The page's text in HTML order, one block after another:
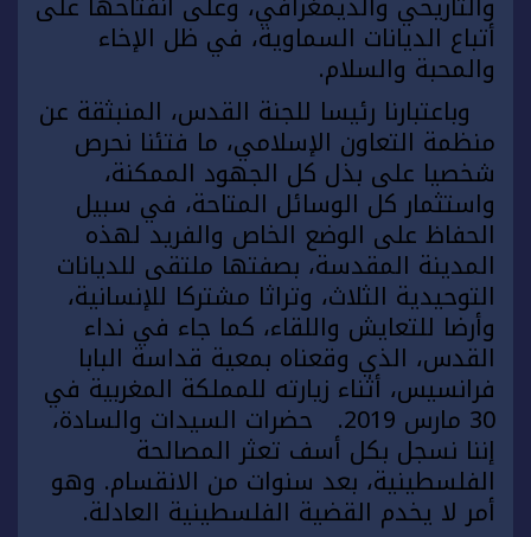
أتباع الديانات السماوية، في ظل الإخاء
والمحبة والسلام.
وباعتبارنا رئيسا للجنة القدس، المنبثقة عن
منظمة التعاون الإسلامي، ما فتئنا نحرص
شخصيا على بذل كل الجهود الممكنة،
واستثمار كل الوسائل المتاحة، في سبيل
الحفاظ على الوضع الخاص والفريد لهذه
المدينة المقدسة، بصفتها ملتقى للديانات
التوحيدية الثلاث، وتراثا مشتركا للإنسانية،
وأرضا للتعايش واللقاء، كما جاء في نداء
القدس، الذي وقعناه بمعية قداسة البابا
فرانسيس، أثناء زيارته للمملكة المغربية في
30 مارس 2019. حضرات السيدات والسادة،
إننا نسجل بكل أسف تعثر المصالحة
الفلسطينية، بعد سنوات من الانقسام. وهو
أمر لا يخدم القضية الفلسطينية العادلة.